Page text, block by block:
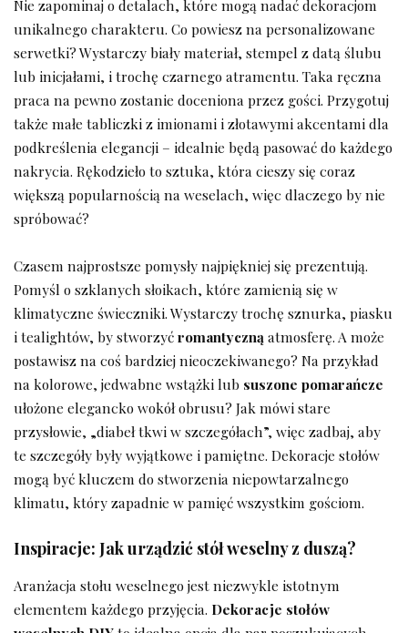
Nie zapominaj⁣ o ​detalach, które​ mogą⁢ nadać dekoracjom
unikalnego charakteru. Co powiesz na‌ personalizowane
serwetki? ⁤Wystarczy biały⁣ materiał,‌ stempel ⁣z datą ‌ślubu
lub inicjałami, i trochę czarnego atramentu. Taka ręczna⁤
praca na​ pewno ⁤zostanie doceniona przez gości. Przygotuj
także ⁣małe tabliczki z imionami i złotawymi‍ akcentami dla
podkreślenia elegancji – idealnie będą pasować do ⁤każdego
nakrycia. Rękodzieło to‌ sztuka, ‌która ‌cieszy się coraz
większą popularnością ⁤na weselach, więc ‌dlaczego by ⁢nie
spróbować?
Czasem najprostsze pomysły najpiękniej się prezentują.
Pomyśl o szklanych ⁣słoikach, które zamienią się w
klimatyczne świeczniki. Wystarczy trochę sznurka, piasku
i tealightów, by stworzyćromantyczną atmosferę. A może​
postawisz na coś bardziej nieoczekiwanego? Na przykład
na kolorowe, jedwabne wstążki lub suszone‍ pomarańcze
ułożone elegancko wokół obrusu? Jak mówi stare
przysłowie, „diabeł tkwi w szczegółach”, więc⁤ zadbaj, ⁣aby
te szczegóły były⁣ wyjątkowe ⁢i pamiętne.⁢ Dekoracje stołów
mogą być kluczem do stworzenia niepowtarzalnego⁣
klimatu, który zapadnie w pamięć wszystkim gościom.
Inspiracje: Jak urządzić stół weselny z duszą?
Aranżacja ⁣stołu weselnego jest‌ niezwykle ⁣istotnym
elementem każdego przyjęcia. Dekoracje stołów‌